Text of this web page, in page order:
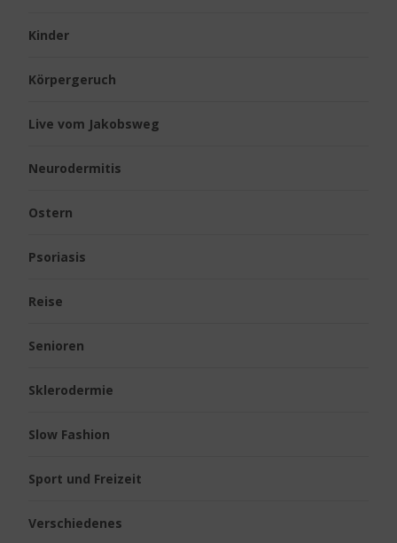
Kinder
Körpergeruch
Live vom Jakobsweg
Neurodermitis
Ostern
Psoriasis
Reise
Senioren
Sklerodermie
Slow Fashion
Sport und Freizeit
Verschiedenes